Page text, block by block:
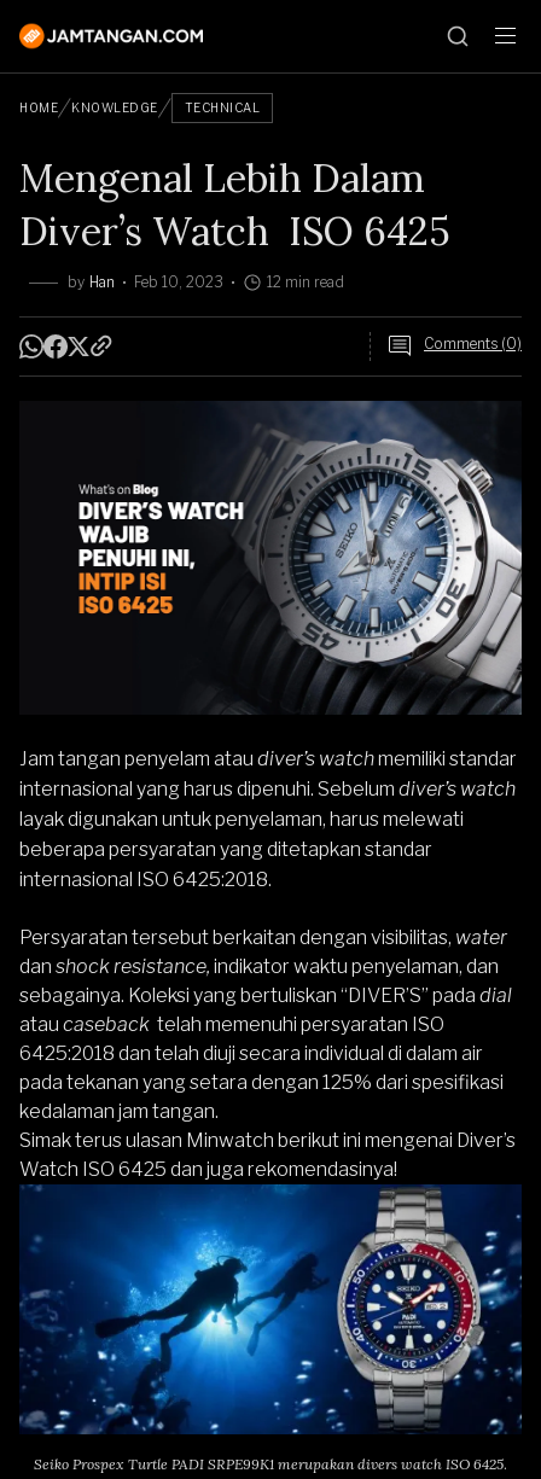
HOME KNOWLEDGE TECHNICAL
Mengenal Lebih Dalam
Diver’s Watch ISO 6425
by Han Feb 10, 2023 12 min read
Comments (0)
Jam tangan penyelam atau diver’s watchmemiliki standar
internasional yang harus dipenuhi. Sebelum diver’s watch
layak digunakan untuk penyelaman, harus melewati
beberapa persyaratan yang ditetapkan standar
internasional ISO 6425:2018.
Persyaratan tersebut berkaitan dengan visibilitas, water
dan shock resistance, indikator waktu penyelaman, dan
sebagainya. Koleksi yang bertuliskan “DIVER’S” pada dial
atau caseback telah memenuhi persyaratan ISO
6425:2018 dan telah diuji secara individual di dalam air
pada tekanan yang setara dengan 125% dari spesifikasi
kedalaman jam tangan.
Simak terus ulasan Minwatch berikut ini mengenai Diver’s
Watch ISO 6425 dan juga rekomendasinya!
Seiko Prospex Turtle PADI SRPE99K1 merupakan divers watch ISO 6425.